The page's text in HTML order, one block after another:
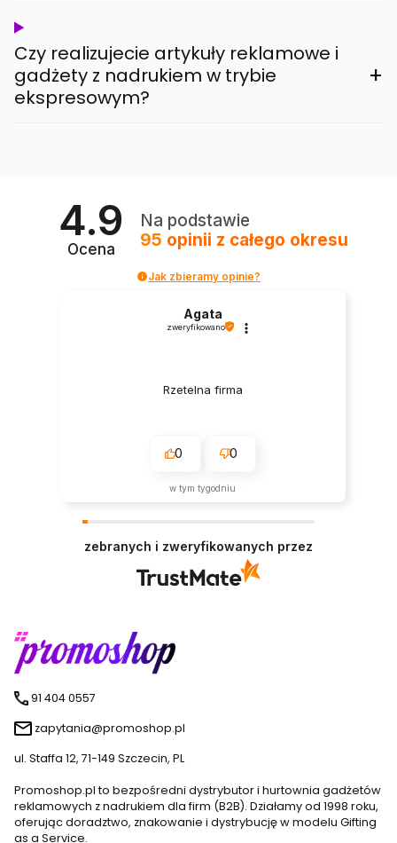
Czy realizujecie artykuły reklamowe i
gadżety z nadrukiem w trybie
ekspresowym?
+
4.9
Ocena
Na podstawie
95 opinii z całego okresu
Jak zbieramy opinie?
Agata
zweryfikowano
Rzetelna firma
0 0
w tym tygodniu
zebranych i zweryfikowanych przez
91 404 0557
zapytania@promoshop.pl
ul. Staffa 12, 71-149 Szczecin, PL
Promoshop.pl to bezpośredni dystrybutor i hurtownia gadżetów
reklamowych z nadrukiem dla firm (B2B). Działamy od 1998 roku,
oferując doradztwo, znakowanie i dystrybucję w modelu Gifting
as a Service.